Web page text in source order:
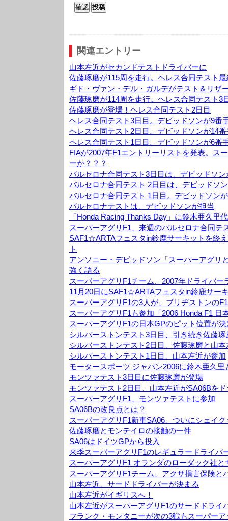
関連エントリー
山本左近がセカンドテストドライバーに
佐藤琢磨が115周を走行。ヘレス合同テスト
ギド・ヴァン・デル・ガルデがテスト＆リザ
佐藤琢磨が114周を走行。ヘレス合同テスト3
佐藤琢磨が登場！ヘレス合同テスト2日目
ヘレス合同テスト3日目。デビッドソンが9番
ヘレス合同テスト2日目。デビッドソンが14
ヘレス合同テスト1日目。デビッドソンが6番
FIAが2007年F1エントリーリストを発表。ス
ーか？？？
バルセロナ合同テスト3日目は、デビッドソン
バルセロナ合同テスト 2日目は、デビッドソ
バルセロナ合同テスト 1日目。デビッドソン
バルセロナテストは、デビッドソンが担当
「Honda Racing Thanks Day」に鈴木亜久里
スーパーアグリF1、来週のバルセロナ合同テ
SAF1☆ARTAフェスタin鈴鹿サーキットを終
ト
アンソニー・デビッドソン「スーパーアグリ
強く語る
スーパーアグリF1チーム、2007年ドライバー
11月20日にSAF1☆ARTAフェスタin鈴鹿サー
スーパーアグリF1の3人が、ブリヂストンの
スーパーアグリF1も参加「2006 Honda F1 日
スーパーアグリF1の日本GPのピット位置が決
シルバーストンテスト3日目、引き続き佐藤
シルバーストンテスト2日目、佐藤琢磨と山
シルバーストンテスト1日目、山本左近が参加
モータースポーツ ジャパン2006に鈴木亜久
モンツァテスト3日目に佐藤琢磨が登場
モンツァテスト2日目、山本左近がSA06Bを
スーパーアグリF1、モンツァテストに参加
SA06Bの改良点とは？
スーパーアグリF1新車SA06、ついにシェイ
佐藤琢磨とモンテイロの接触の一件
SA06はドイツGPから投入
来季スーパーアグリF1のレギュラードライバ
スーパーアグリF1 オランダのローダック社
スーパーアグリF1チーム、アクサ損害保険と
山本左近、サードドライバーが決まる
山本左近がイギリスへ！
山本左近がスーパーアグリF1のサードドライ
フランク・モンタニーが次の3戦もスーパー